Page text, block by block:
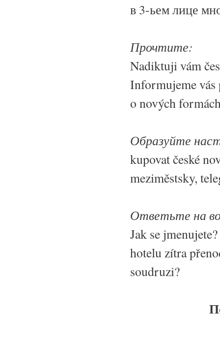
в 3-ьем лице
Прочтите:
Nadiktuji vám
Informujeme vás
o nových
Образуйте
kupovat české
meziměstsky,
Ответьте на
Jak se
hotelu zítra
soudruzi?